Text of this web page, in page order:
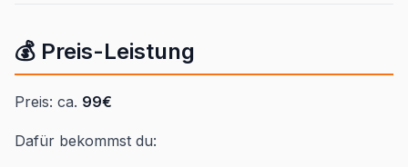
💰 Preis-Leistung
Preis: ca. 99€
Dafür bekommst du: